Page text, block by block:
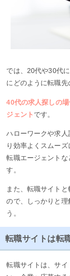
では、20代や30代
にどのように転職
40代の求人探しの
ジェント です。
ハローワークや求人
り効率よくスムー
転職エージェント
す。
また、転職サイト
ので、しっかりと理
う。
転職サイトは転
転職サイトは、サ